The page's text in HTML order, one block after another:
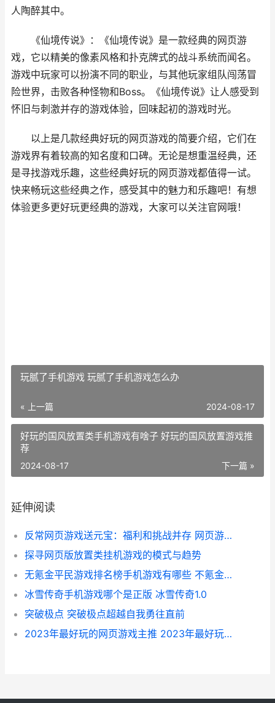
人陶醉其中。
《仙境传说》：《仙境传说》是一款经典的网页游
戏，它以精美的像素风格和扑克牌式的战斗系统而闻名。
游戏中玩家可以扮演不同的职业，与其他玩家组队闯荡冒
险世界，击败各种怪物和Boss。《仙境传说》让人感受到
怀旧与刺激并存的游戏体验，回味起初的游戏时光。
以上是几款经典好玩的网页游戏的简要介绍，它们在
游戏界有着较高的知名度和口碑。无论是想重温经典，还
是寻找游戏乐趣，这些经典好玩的网页游戏都值得一试。
快来畅玩这些经典之作，感受其中的魅力和乐趣吧！有想
体验更多更好玩更经典的游戏，大家可以关注官网哦！
玩腻了手机游戏 玩腻了手机游戏怎么办
« 上一篇 2024-08-17
好玩的国风放置类手机游戏有啥子 好玩的国风放置游戏推
荐
下一篇 »
2024-08-17
延伸阅读
反常网页游戏送元宝：福利和挑战并存 网页游戏返利网
探寻网页版放置类挂机游戏的模式与趋势
无氪金平民游戏排名榜手机游戏有哪些 不氪金的好玩游戏
冰雪传奇手机游戏哪个是正版 冰雪传奇1.0
突破极点 突破极点超越自我勇往直前
2023年最好玩的网页游戏主推 2023年最好玩的网游